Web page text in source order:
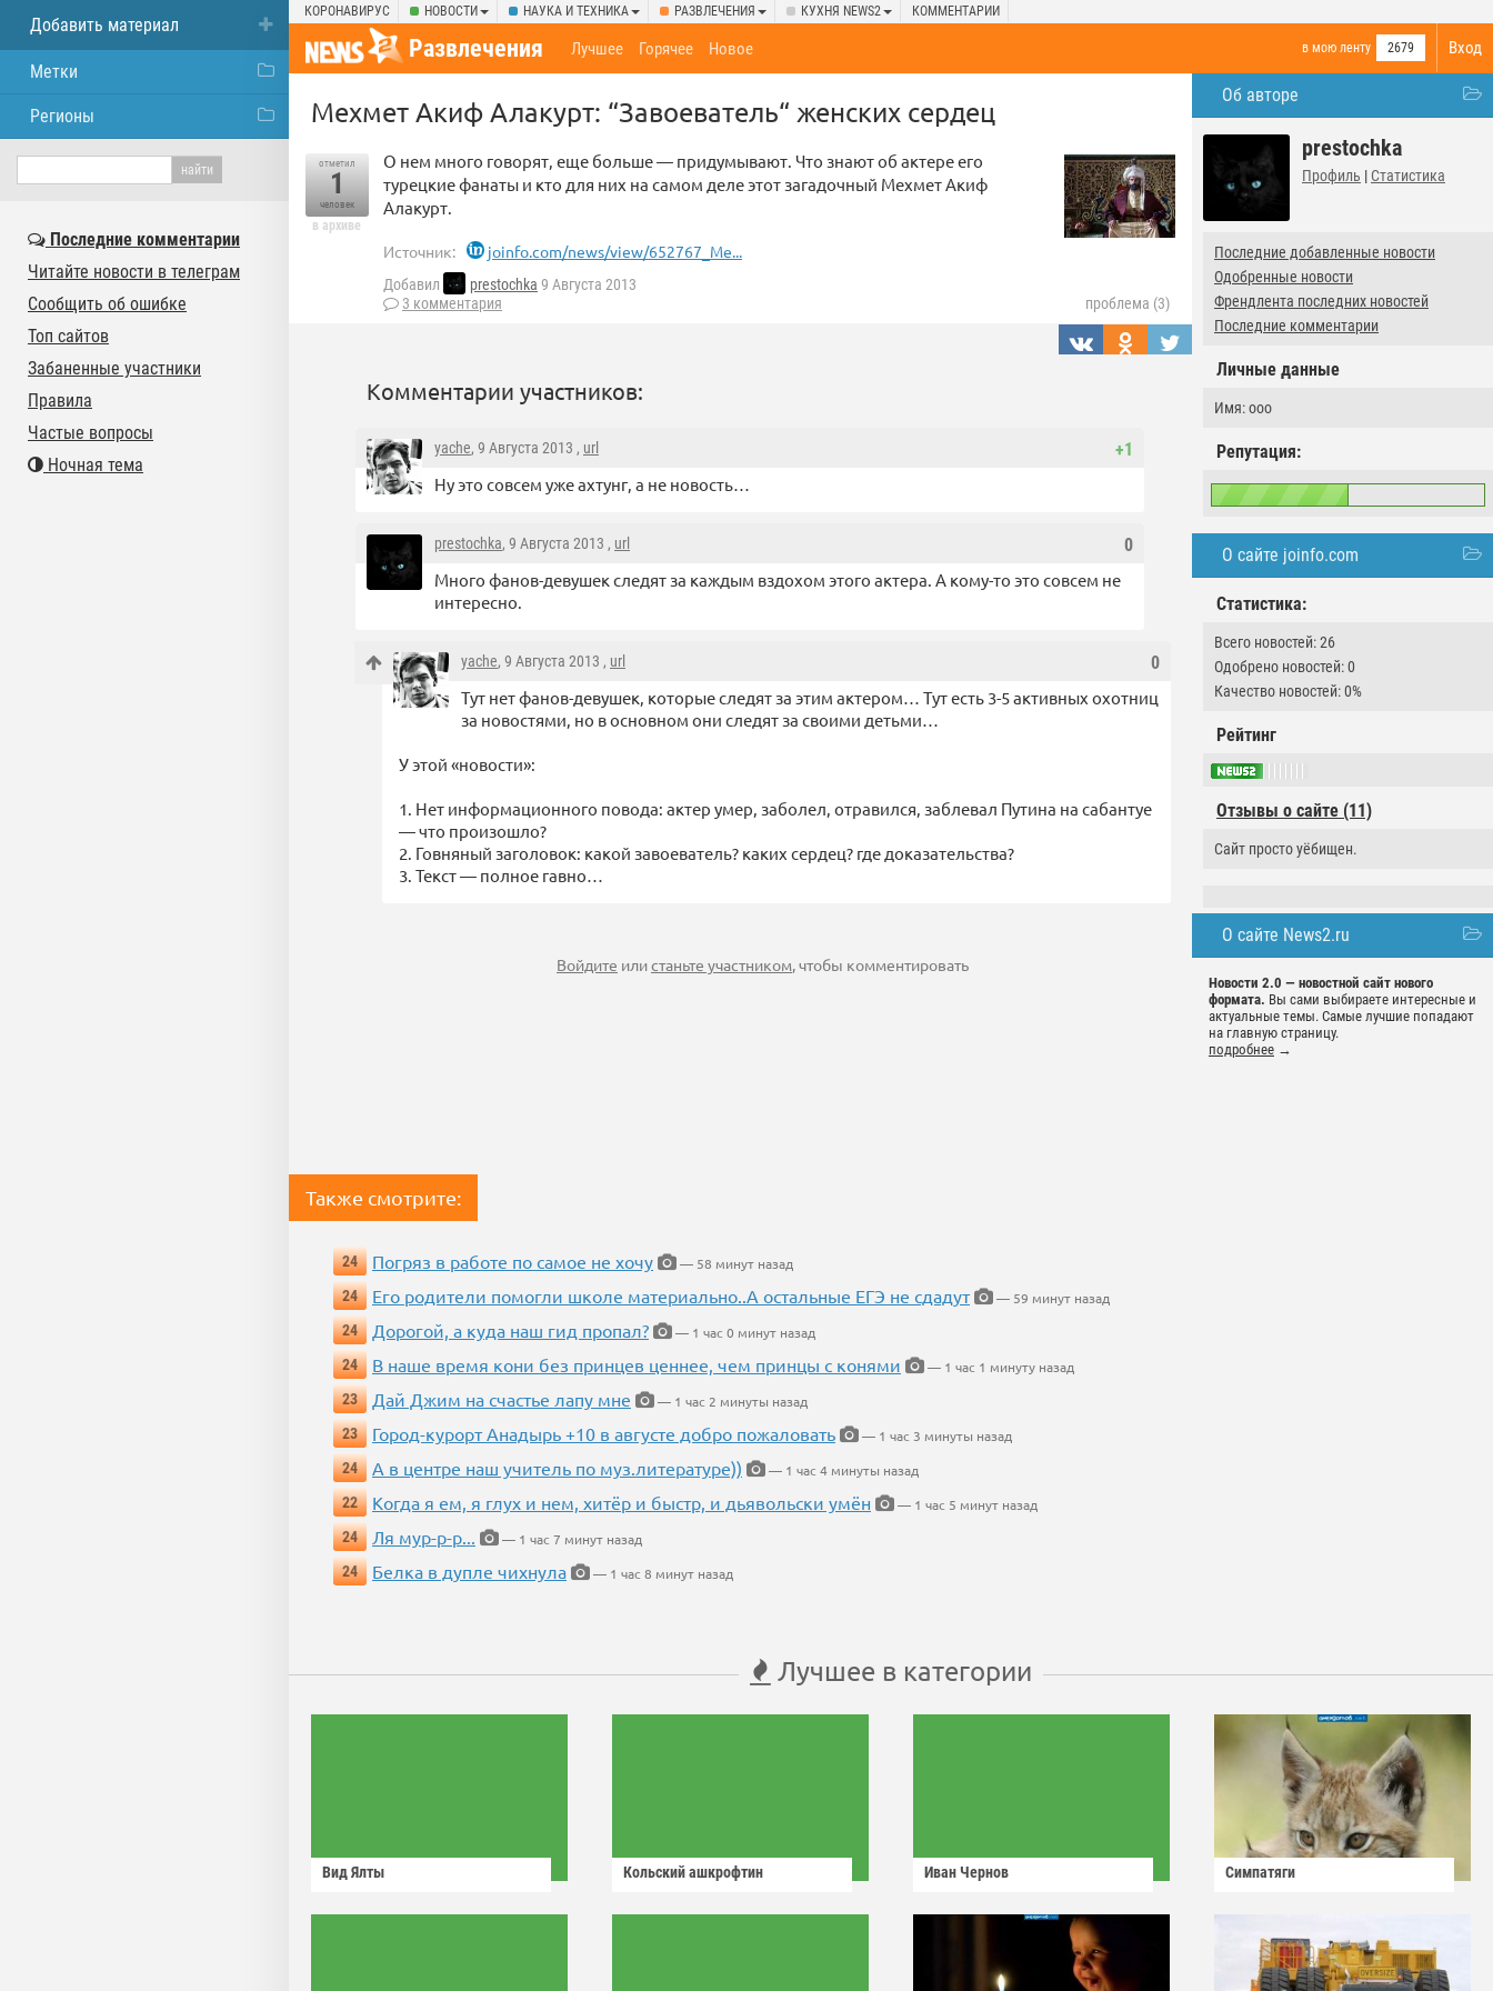
КОРОНАВИРУС НОВОСТИ НАУКА И ТЕХНИКА РАЗВЛЕЧЕНИЯ КУХНЯ NEWS2 КОММЕНТАРИИ
Вход
Развлечения в мою ленту 2679
Лучшее Горячее Новое
Об авторе
prestochka
Профиль | Статистика
Последние добавленные новости
Одобренные новости
Френдлента последних новостей
Последние комментарии
Личные данные
Имя: ооо
Репутация:
О сайте joinfo.com
Статистика:
Всего новостей: 26
Одобрено новостей: 0
Качество новостей: 0%
Рейтинг
Отзывы о сайте (11)
Сайт просто уёбищен.
О сайте News2.ru
Новости 2.0 — новостной сайт нового
формата. Вы сами выбираете интересные и
актуальные темы. Самые лучшие попадают
на главную страницу.
подробнее →
Мехмет Акиф Алакурт: “Завоеватель“ женских сердец
отметил
1
человек
в архиве
О нем много говорят, еще больше — придумывают. Что знают об актере его
турецкие фанаты и кто для них на самом деле этот загадочный Мехмет Акиф
Алакурт.
Источник: joinfo.com/news/view/652767_Me...
Добавил prestochka 9 Августа 2013
3 комментария
проблема (3)
Комментарии участников:
+1
yache, 9 Августа 2013 , url
Ну это совсем уже ахтунг, а не новость…
0
prestochka, 9 Августа 2013 , url
Много фанов-девушек следят за каждым вздохом этого актера. А кому-то это совсем не
интересно.
0
yache, 9 Августа 2013 , url
Тут нет фанов-девушек, которые следят за этим актером… Тут есть 3-5 активных охотниц
за новостями, но в основном они следят за своими детьми…
У этой «новости»:
1. Нет информационного повода: актер умер, заболел, отравился, заблевал Путина на сабантуе
— что произошло?
2. Говняный заголовок: какой завоеватель? каких сердец? где доказательства?
3. Текст — полное гавно…
Войдите илистаньте участником, чтобы комментировать
Также смотрите:
24 Погряз в работе по самое не хочу
— 58 минут назад
24
Его родители помогли школе материально..А остальные ЕГЭ не сдадут
— 59 минут назад
24
Дорогой, а куда наш гид пропал?
— 1 час 0 минут назад
24
В наше время кони без принцев ценнее, чем принцы с конями
— 1 час 1 минуту назад
23
Дай Джим на счастье лапу мне
— 1 час 2 минуты назад
23
Город-курорт Анадырь +10 в августе добро пожаловать
— 1 час 3 минуты назад
24
А в центре наш учитель по муз.литературе))
— 1 час 4 минуты назад
22
Когда я ем, я глух и нем, хитёр и быстр, и дьявольски умён
— 1 час 5 минут назад
24
Ля мур-р-р...
— 1 час 7 минут назад
24
Белка в дупле чихнула — 1 час 8 минут назад
Лучшее в категории
Вид Ялты Кольский ашкрофтин Иван Чернов Симпатяги
Добавить материал
Метки
Регионы
Последние комментарии
Читайте новости в телеграм
Сообщить об ошибке
Топ сайтов
Забаненные участники
Правила
Частые вопросы
Ночная тема